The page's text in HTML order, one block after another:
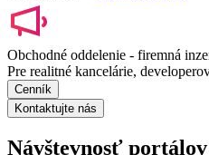
Obchodné oddelenie - firemná
Pre realitné kancelárie,
Cenník
Kontaktujte nás
Návštevnosť portálov